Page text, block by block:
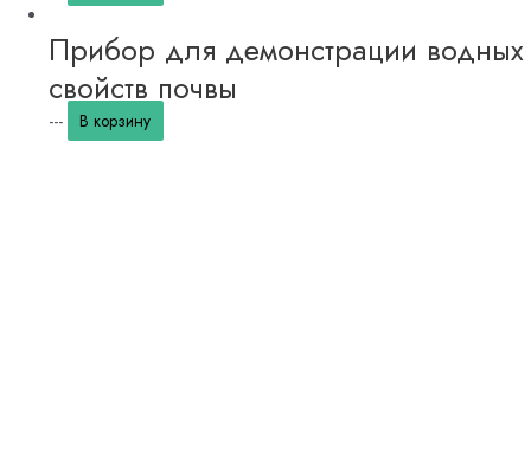
Прибор для демонстрации водных
свойств почвы
--- В корзину